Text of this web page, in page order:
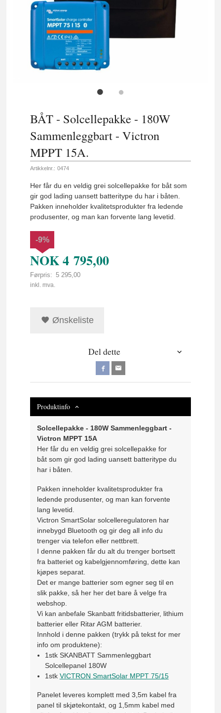
BÅT - Solcellepakke - 180W
Sammenleggbart - Victron
MPPT 15A.
Artikkelnr.: 0474
Her får du en veldig grei solcellepakke for båt som
gir god lading uansett batteritype du har i båten.
Pakken inneholder kvalitetsprodukter fra ledende
produsenter, og man kan forvente lang levetid.
NOK4 795,00
Førpris: 5 295,00
Rabatt
-9%
inkl. mva.
Ønskeliste
Del dette
Produktinfo
Solcellepakke - 180W Sammenleggbart -
Victron MPPT 15A
Her får du en veldig grei solcellepakke for
båtsom gir god lading uansett batteritype du
har i båten.
Pakken inneholder kvalitetsprodukter fra
ledende produsenter, og man kan forvente
lang levetid.
Victron SmartSolar solcelleregulatoren har
innebygd Bluetooth og gir deg all info du
trenger via telefon eller nettbrett.
I denne pakken får du alt du trenger bortsett
fra batteriet og kabelgjennomføring, dette kan
kjøpes separat.
Det er mange batterier som egner seg til en
slik pakke, så her her det bare å velge fra
webshop.
Vi kan anbefale Skanbatt fritidsbatterier, lithium
batterier eller Ritar AGM batterier.
Innhold i denne pakken (trykk på tekst for mer
info om produktene):
1stk SKANBATT Sammenleggbart
Solcellepanel 180W
1stk VICTRON SmartSolar MPPT 75/15
Panelet leveres komplett med 3,5m kabel fra
panel til skjøtekontakt, og 1,5mm kabel med